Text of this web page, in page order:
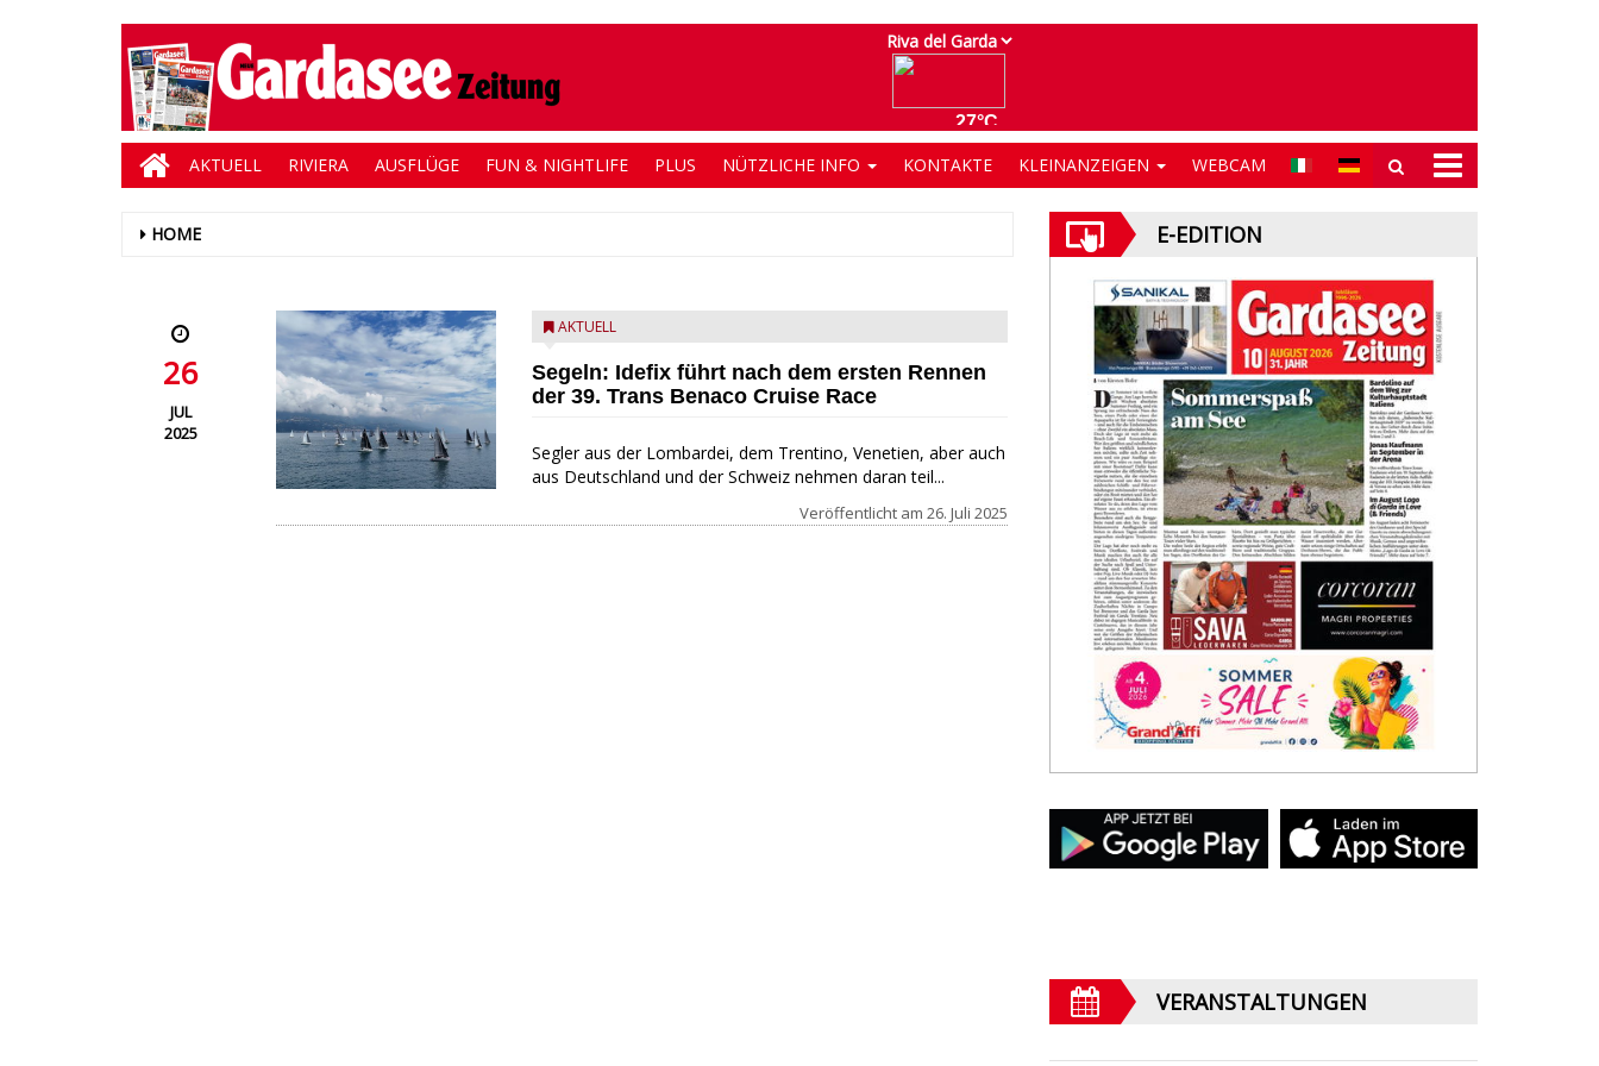
AKTUELL RIVIERA AUSFLÜGE FUN & NIGHTLIFE PLUS NÜTZLICHE INFO KONTAKTE KLEINANZEIGEN WEBCAM
HOME
26
JUL
2025
AKTUELL
Segeln: Idefix führt nach dem ersten Rennen
der 39. Trans Benaco Cruise Race
Segler aus der Lombardei, dem Trentino, Venetien, aber auch
aus Deutschland und der Schweiz nehmen daran teil...
Veröffentlicht am 26. Juli 2025
E-EDITION
VERANSTALTUNGEN